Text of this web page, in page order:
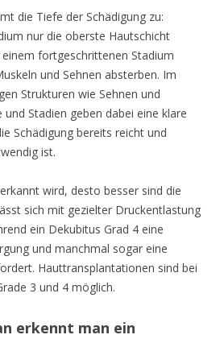
die Tiefe der Schädigung zu:
nur die oberste Hautschicht
fortgeschrittenen Stadium
und Sehnen absterben. Im
Strukturen wie Sehnen und
und Stadien geben dabei eine klare
Schädigung bereits reicht und
ist.
wird, desto besser sind die
sich mit gezielter Druckentlastung
ein Dekubitus Grad 4 eine
und manchmal sogar eine
Hauttransplantationen sind bei
3 und 4 möglich.
erkennt man ein